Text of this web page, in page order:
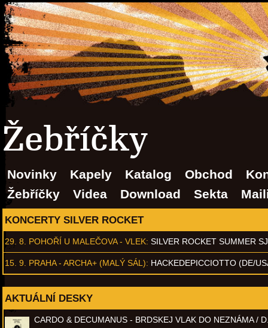
Žebříčky
Novinky Kapely Katalog Obchod
Žebříčky
Videa Download Sekta
KONCERTY SILVER ROCKET
29. 8. POHOŘÍ U MALEČOVA - VLEK: SILVER ROCKET SUMMER
15. 9. PRAHA - ARCHA+ (MALÝ SÁL): HACKEDEPICCIOTTO (DE/
AKTUÁLNÍ DESKY
CARDO & DECUMANUS - BRDSKEJ VLAK DO NEZNÁMA /